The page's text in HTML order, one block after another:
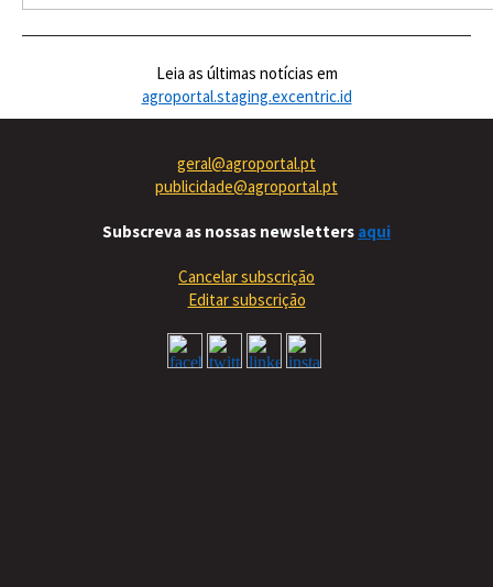
Leia as últimas notícias em
agroportal.staging.excentric.id
geral@agroportal.pt
publicidade@agroportal.pt
Subscreva as nossas newsletters aqui
Cancelar subscrição
Editar subscrição